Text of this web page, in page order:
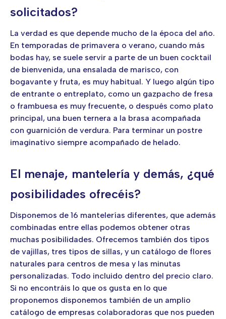
solicitados?
La verdad es que depende mucho de la época del año.
En temporadas de primavera o verano, cuando más
bodas hay, se suele servir a parte de un buen cocktail
de bienvenida, una ensalada de marisco, con
bogavante y fruta, es muy habitual. Y luego algún tipo
de entrante o entreplato, como un gazpacho de fresa
o frambuesa es muy frecuente, o después como plato
principal, una buen ternera a la brasa acompañada
con guarnición de verdura. Para terminar un postre
imaginativo siempre acompañado de helado.
El menaje, mantelería y demás, ¿qué
posibilidades ofrecéis?
Disponemos de 16 mantelerías diferentes, que además
combinadas entre ellas podemos obtener otras
muchas posibilidades. Ofrecemos también dos tipos
de vajillas, tres tipos de sillas, y un catálogo de flores
naturales para centros de mesa y las minutas
personalizadas. Todo incluido dentro del precio claro.
Si no encontráis lo que os gusta en lo que
proponemos disponemos también de un amplio
catálogo de empresas colaboradoras que nos pueden